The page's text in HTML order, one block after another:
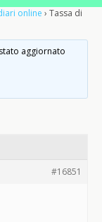
online › Tassa di
aggiornato
#16851